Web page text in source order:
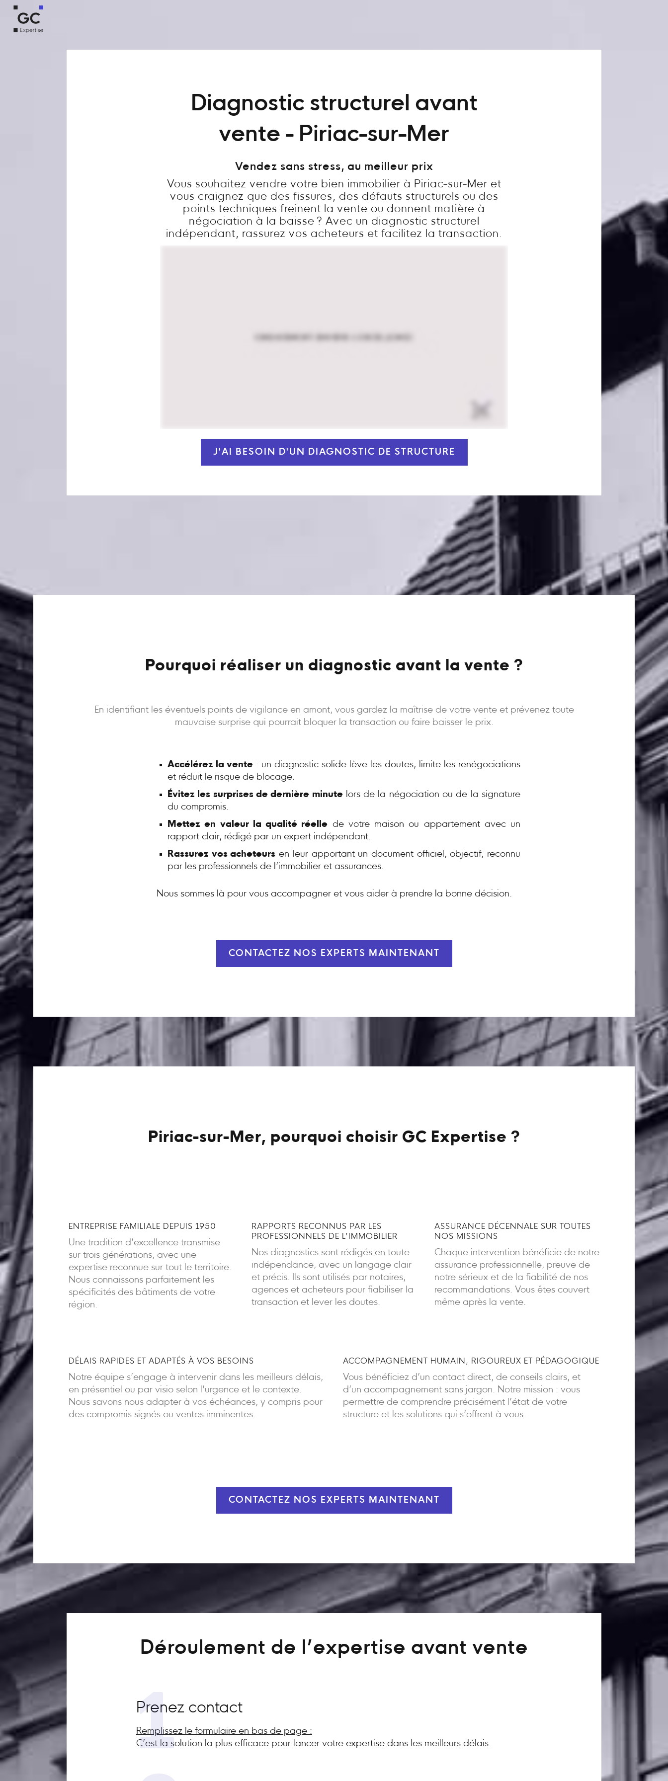
Diagnostic structurel avant
vente - Piriac-sur-Mer
Vendez sans stress, au meilleur prix
Vous souhaitez vendre votre bien immobilier à Piriac-sur-Mer et
vous craignez que des fissures, des défauts structurels ou des
points techniques freinent la vente ou donnent matière à
négociation à la baisse ? Avec un diagnostic structurel
indépendant, rassurez vos acheteurs et facilitez la transaction.
J'AI BESOIN D'UN DIAGNOSTIC DE STRUCTURE
Pourquoi réaliser un diagnostic avant la vente ?
En identifiant les éventuels points de vigilance en amont, vous gardez la maîtrise de votre vente et prévenez toute
mauvaise surprise qui pourrait bloquer la transaction ou faire baisser le prix.
Accélérez la vente : un diagnostic solide lève les doutes, limite les renégociations
et réduit le risque de blocage.
Évitez les surprises de dernière minutelors de la négociation ou de la signature
du compromis.
Mettez en valeur la qualité réelle de votre maison ou appartement avec un
rapport clair, rédigé par un expert indépendant.
Rassurez vos acheteurs en leur apportant un document officiel, objectif, reconnu
par les professionnels de l’immobilier et assurances.
Nous sommes là pour vous accompagner et vous aider à prendre la bonne décision.
CONTACTEZ NOS EXPERTS MAINTENANT
Piriac-sur-Mer, pourquoi choisir GC Expertise ?
ENTREPRISE FAMILIALE DEPUIS 1950
Une tradition d’excellence transmise
sur trois générations, avec une
expertise reconnue sur tout le territoire.
Nous connaissons parfaitement les
spécificités des bâtiments de votre
région.
RAPPORTS RECONNUS PAR LES
PROFESSIONNELS DE L’IMMOBILIER
Nos diagnostics sont rédigés en toute
indépendance, avec un langage clair
et précis. Ils sont utilisés par notaires,
agences et acheteurs pour fiabiliser la
transaction et lever les doutes.
ASSURANCE DÉCENNALE SUR TOUTES
NOS MISSIONS
Chaque intervention bénéficie de notre
assurance professionnelle, preuve de
notre sérieux et de la fiabilité de nos
recommandations. Vous êtes couvert
même après la vente.
DÉLAIS RAPIDES ET ADAPTÉS À VOS BESOINS
Notre équipe s’engage à intervenir dans les meilleurs délais,
en présentiel ou par visio selon l’urgence et le contexte.
Nous savons nous adapter à vos échéances, y compris pour
des compromis signés ou ventes imminentes.
ACCOMPAGNEMENT HUMAIN, RIGOUREUX ET PÉDAGOGIQUE
Vous bénéficiez d’un contact direct, de conseils clairs, et
d’un accompagnement sans jargon. Notre mission : vous
permettre de comprendre précisément l’état de votre
structure et les solutions qui s’offrent à vous.
CONTACTEZ NOS EXPERTS MAINTENANT
Déroulement de l’expertise avant vente
1
Prenez contact
Remplissez le formulaire en bas de page :
C’est la solution la plus efficace pour lancer votre expertise dans les meilleurs délais.